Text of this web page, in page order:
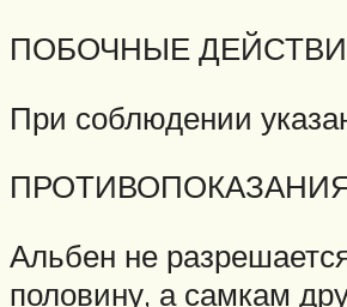
ПОБОЧНЫЕ
При соблюдении
Альбен не
половину, а самкам